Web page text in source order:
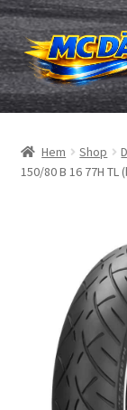
Hoppa
till
navigering
Hoppa
till
innehåll
Däck
Slangar &
Däcktest
Märken
Om oss
Hem Shop
150/80 B 16 77H TL